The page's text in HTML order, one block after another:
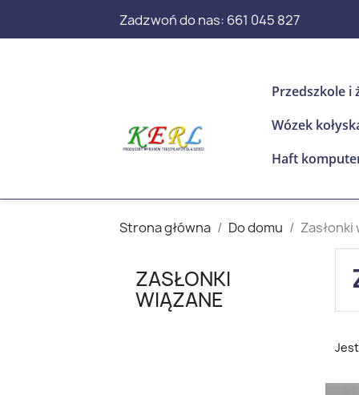
Zadzwoń do nas: 661 045 827
Przedszkole i
Wózek
Haft
Strona główna Do domu
ZASŁONKI
WIĄZANE